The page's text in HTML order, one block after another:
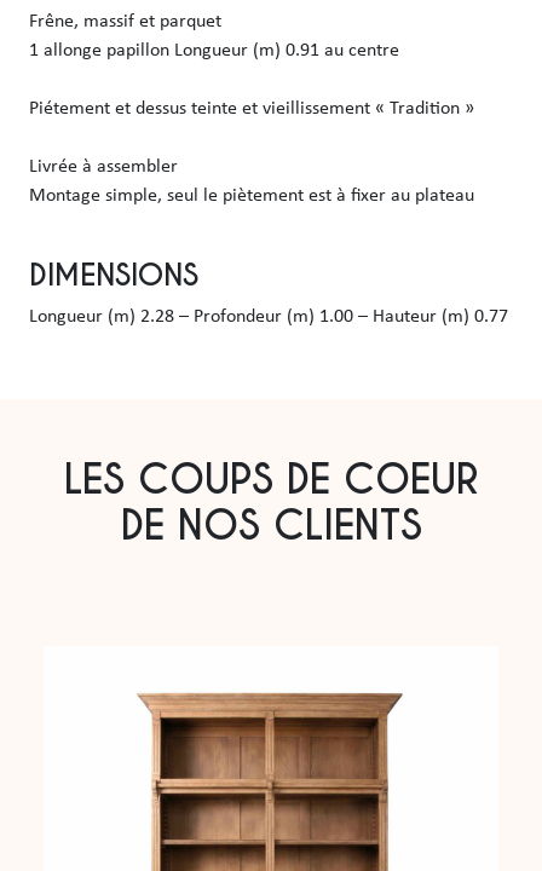
Frêne, massif et parquet
1 allonge papillon Longueur (m) 0.91 au centre
Piétement et dessus teinte et vieillissement « Tradition »
Livrée à assembler
Montage simple, seul le piètement est à fixer au plateau
DIMENSIONS
Longueur (m) 2.28 – Profondeur (m) 1.00 – Hauteur (m) 0.77
LES COUPS DE COEUR
DE NOS CLIENTS